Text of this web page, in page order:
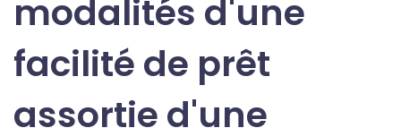
modalités d'une
facilité de prêt
assortie d'une